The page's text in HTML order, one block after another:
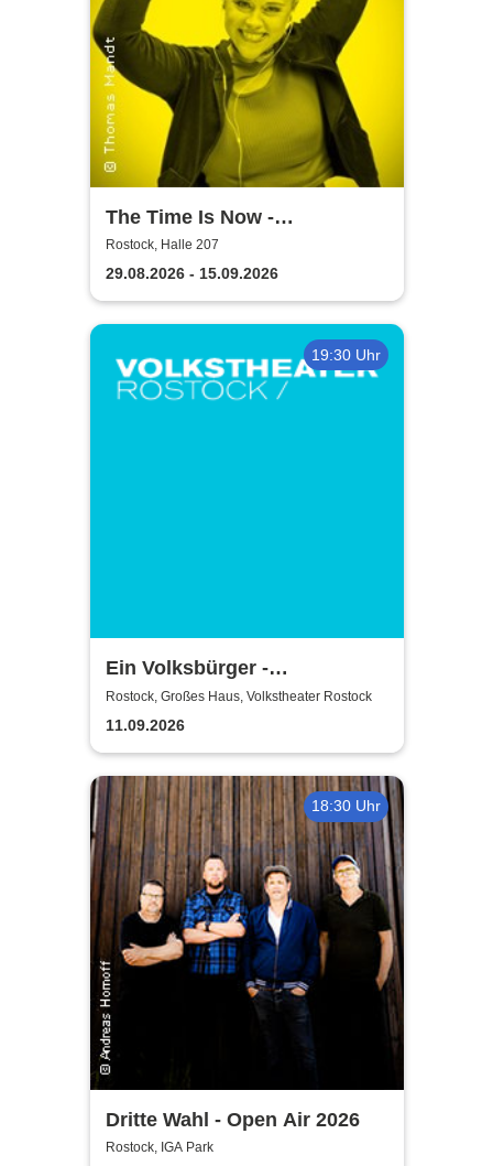
The Time Is Now -
Volkstheater Rostock
Rostock, Halle 207
29.08.2026 - 15.09.2026
19:30 Uhr
Ein Volksbürger -
Volkstheater Rostock
Rostock, Großes Haus, Volkstheater Rostock
11.09.2026
18:30 Uhr
Dritte Wahl - Open Air 2026
Rostock, IGA Park